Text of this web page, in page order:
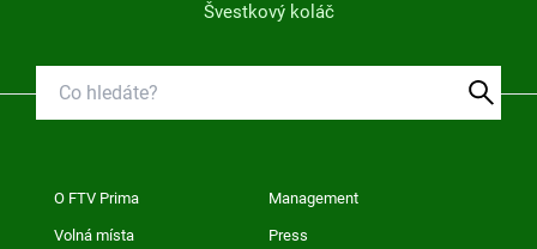
Švestkový koláč
O FTV Prima Management
Volná místa Press